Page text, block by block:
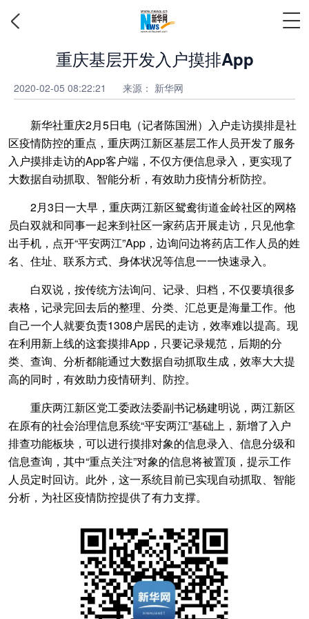
重庆基层开发入户摸排App
2020-02-05 08:22:21 来源： 新华网
新华社重庆2月5日电（记者陈国洲）入户走访摸排是社
区疫情防控的重点，重庆两江新区基层工作人员开发了服务
入户摸排走访的App客户端，不仅方便信息录入，更实现了
大数据自动抓取、智能分析，有效助力疫情分析防控。
2月3日一大早，重庆两江新区鸳鸯街道金岭社区的网格
员白双就和同事一起来到社区一家药店开展走访，只见他拿
出手机，点开“平安两江”App，边询问边将药店工作人员的姓
名、住址、联系方式、身体状况等信息一一快速录入。
白双说，按传统方法询问、记录、归档，不仅要填很多
表格，记录完回去后的整理、分类、汇总更是海量工作。他
自己一个人就要负责1308户居民的走访，效率难以提高。现
在利用新上线的这套摸排App，只要记录规范，后期的分
类、查询、分析都能通过大数据自动抓取生成，效率大大提
高的同时，有效助力疫情研判、防控。
重庆两江新区党工委政法委副书记杨建明说，两江新区
在原有的社会治理信息系统“平安两江”基础上，新增了入户
排查功能板块，可以进行摸排对象的信息录入、信息分级和
信息查询，其中“重点关注”对象的信息将被置顶，提示工作
人员定时回访。此外，这一系统目前已实现自动抓取、智能
分析，为社区疫情防控提供了有力支撑。